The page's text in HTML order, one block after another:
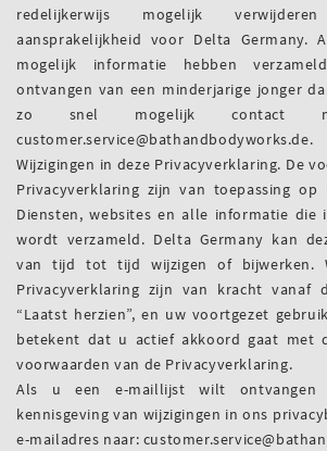
redelijkerwijs mogelijk
aansprakelijkheid voor Delta
mogelijk informatie hebben
ontvangen van een minderjarige jonger
zo snel mogelijk contact
customer.service@bathandbodyworks.de.
Wijzigingen in deze Privacyverklaring. De
Privacyverklaring zijn van toepassing
Diensten, websites en alle informatie die
wordt verzameld. Delta Germany kan
van tijd tot tijd wijzigen of bijwerken.
Privacyverklaring zijn van kracht vanaf
“Laatst herzien”, en uw voortgezet
betekent dat u actief akkoord gaat met
voorwaarden van de Privacyverklaring.
Als u een e-maillijst wilt ontvangen
kennisgeving van wijzigingen in ons
e-mailadres naar: